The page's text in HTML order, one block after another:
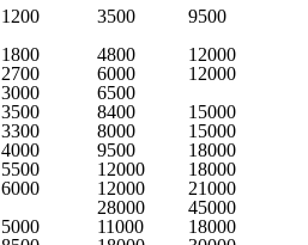
1200 3500
9500
1800 4800
12000
2700 6000
12000
3000
6500
3500 8400
15000
3300 8000
15000
4000 9500
18000
5500 12000
18000
6000 12000
21000
28000
45000
5000 11000
18000